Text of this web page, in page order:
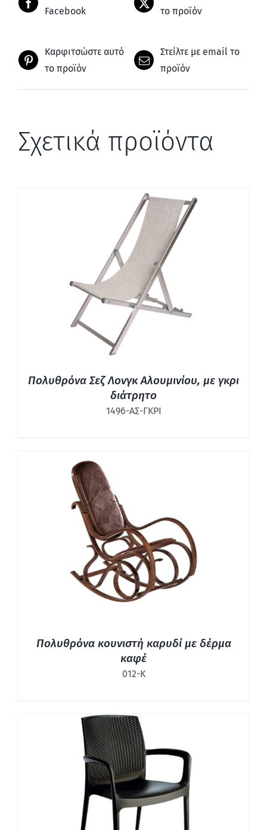
Facebook το προϊόν
Καρφιτσώστε αυτό
το προϊόν
Στείλτε με email το
προϊόν
Σχετικά προϊόντα
ΛΕΠΤΟΜΈΡΕΙΕΣ
Πολυθρόνα Σεζ Λονγκ Αλουμινίου, με γκρι
διάτρητο
1496-ΑΣ-ΓΚΡΙ
ΛΕΠΤΟΜΈΡΕΙΕΣ
Πολυθρόνα κουνιστή καρυδί με δέρμα
καφέ
012-Κ
ΛΕΠΤΟΜΈΡΕΙΕΣ